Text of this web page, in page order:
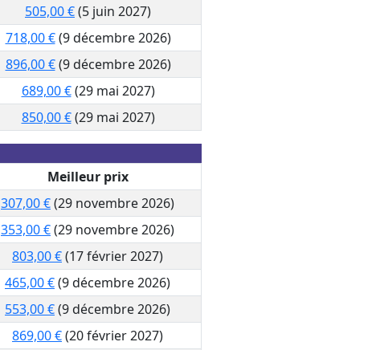
505,00 €(5 juin 2027)
718,00 €(9 décembre 2026)
896,00 €(9 décembre 2026)
689,00 €(29 mai 2027)
850,00 €(29 mai 2027)
Meilleur prix
307,00 €(29 novembre 2026)
353,00 €(29 novembre 2026)
803,00 €(17 février 2027)
465,00 €(9 décembre 2026)
553,00 €(9 décembre 2026)
869,00 €(20 février 2027)